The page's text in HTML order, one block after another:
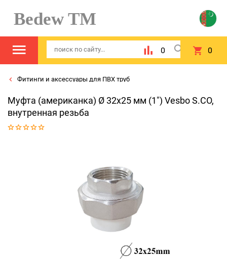
Bedew TM
0 0
Фитинги и аксессуары для ПВХ труб
Муфта (американка) Ø 32x25 мм (1") Vesbo S.CO,
внутренная резьба